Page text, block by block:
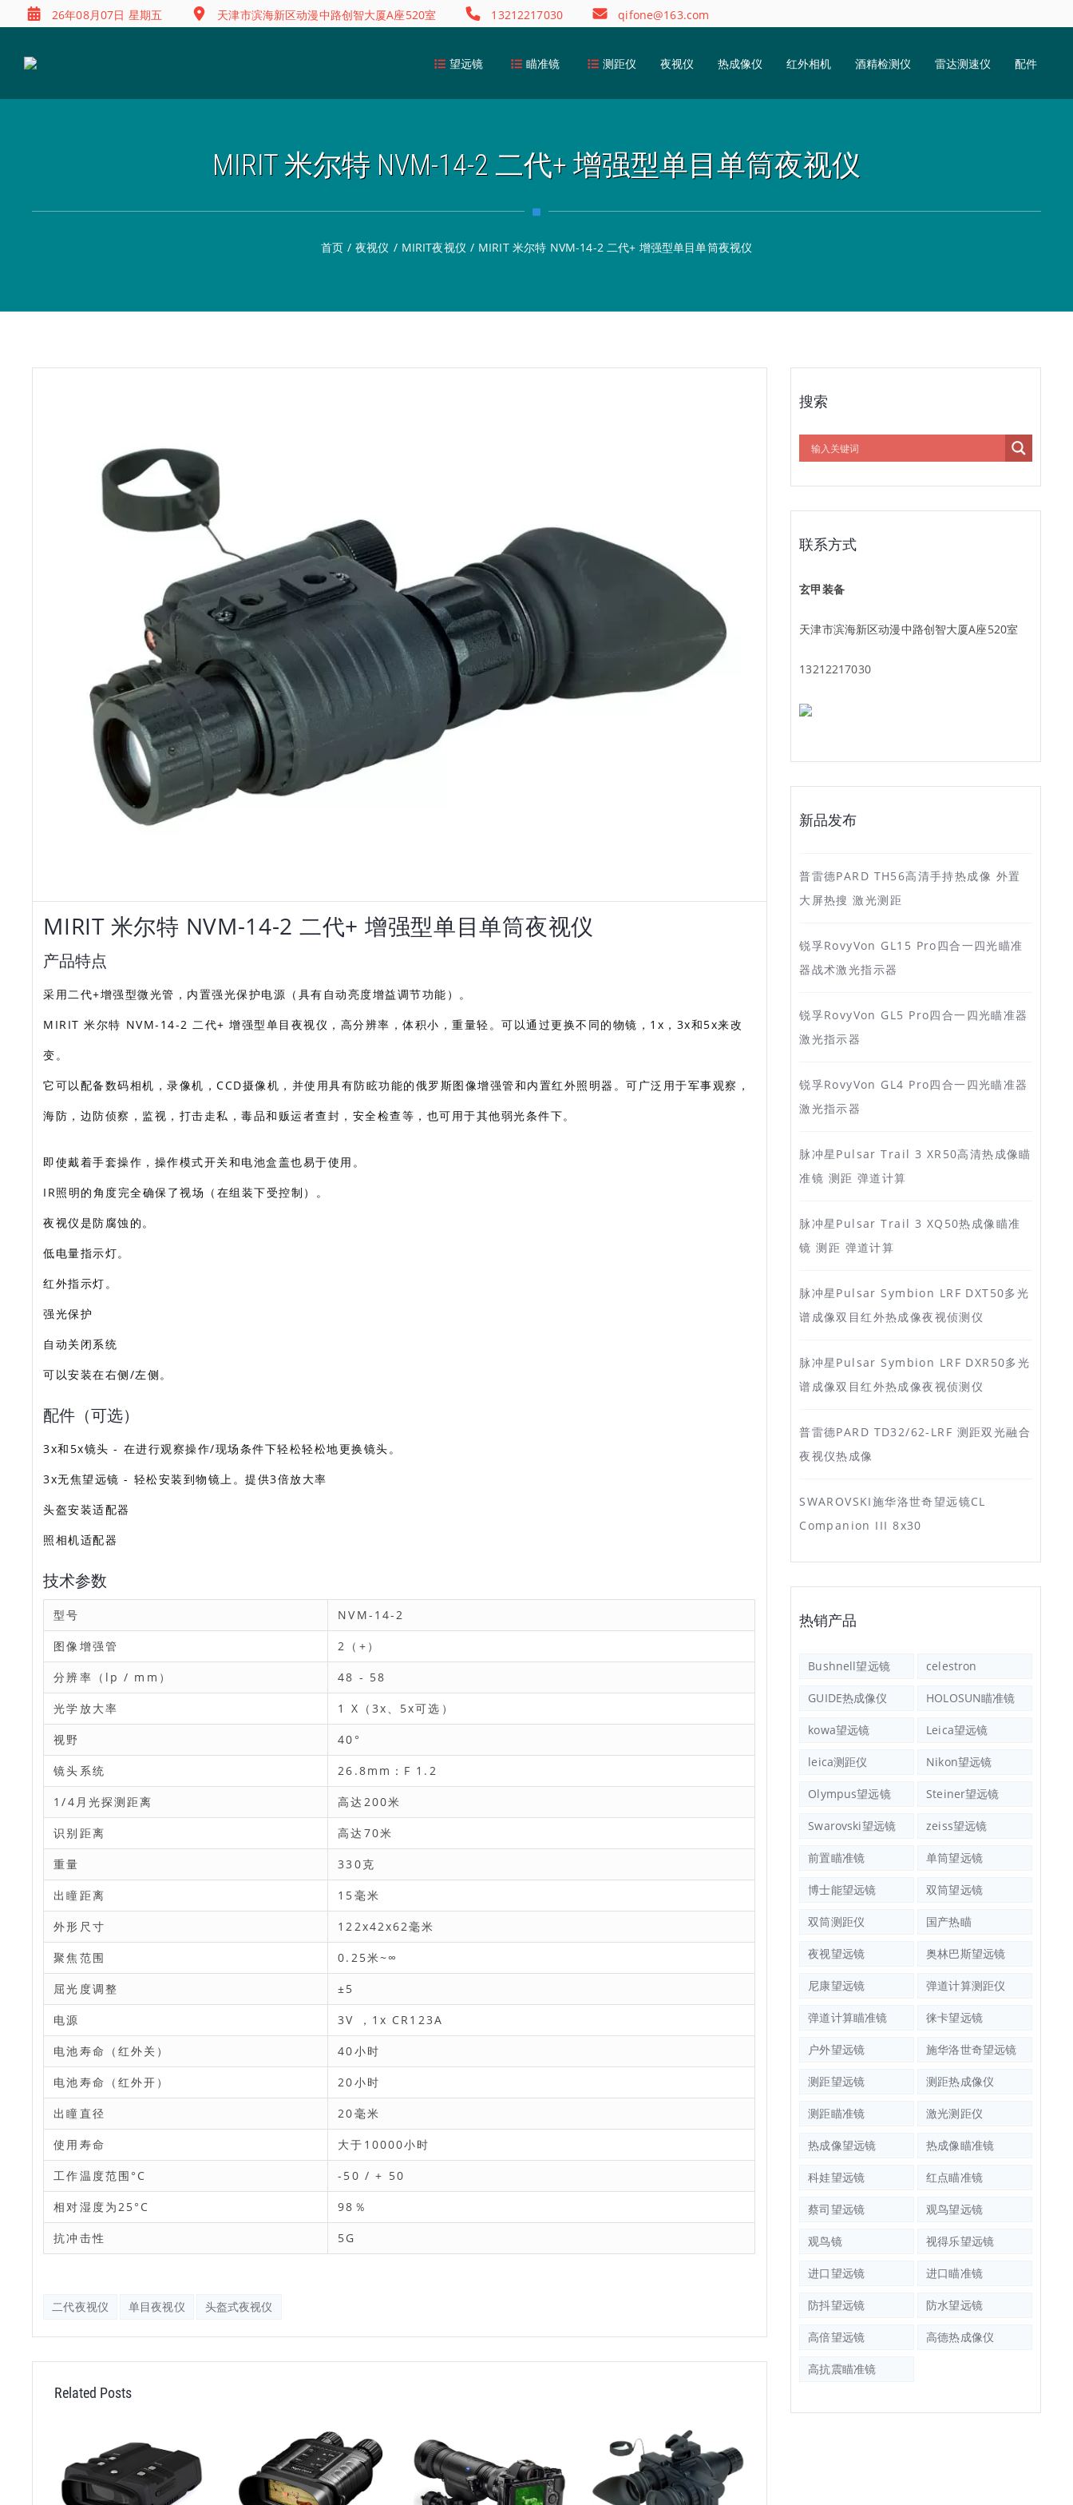
26年08月07日 星期五 天津市滨海新区动漫中路创智大厦A座520室 13212217030 qifone@163.com
望远镜 瞄准镜 测距仪 夜视仪 热成像仪 红外相机 酒精检测仪 雷达测速仪 配件
MIRIT 米尔特 NVM-14-2 二代+ 增强型单目单筒夜视仪
首页 / 夜视仪 / MIRIT夜视仪 / MIRIT 米尔特 NVM-14-2 二代+ 增强型单目单筒夜视仪
MIRIT 米尔特 NVM-14-2 二代+ 增强型单目单筒夜视仪
产品特点
采用二代+增强型微光管，内置强光保护电源（具有自动亮度增益调节功能）。
MIRIT 米尔特 NVM-14-2 二代+ 增强型单目夜视仪，高分辨率，体积小，重量轻。可以通过更换不同的物镜，1x，3x和5x来改
变。
它可以配备数码相机，录像机，CCD摄像机，并使用具有防眩功能的俄罗斯图像增强管和内置红外照明器。可广泛用于军事观察，
海防，边防侦察，监视，打击走私，毒品和贩运者查封，安全检查等，也可用于其他弱光条件下。
即使戴着手套操作，操作模式开关和电池盒盖也易于使用。
IR照明的角度完全确保了视场（在组装下受控制）。
夜视仪是防腐蚀的。
低电量指示灯。
红外指示灯。
强光保护
自动关闭系统
可以安装在右侧/左侧。
配件（可选）
3х和5x镜头 - 在进行观察操作/现场条件下轻松轻松地更换镜头。
3х无焦望远镜 - 轻松安装到物镜上。提供3倍放大率
头盔安装适配器
照相机适配器
技术参数
型号 NVM-14-2
图像增强管 2（+）
分辨率（lp / mm） 48 - 58
光学放大率 1 X（3x、5x可选）
视野 40°
镜头系统 26.8mm：F 1.2
1/4月光探测距离 高达200米
识别距离 高达70米
重量 330克
出瞳距离 15毫米
外形尺寸 122x42x62毫米
聚焦范围 0.25米~∞
屈光度调整 ±5
电源 3V ，1x CR123A
电池寿命（红外关） 40小时
电池寿命（红外开） 20小时
出瞳直径 20毫米
使用寿命 大于10000小时
工作温度范围°С -50 / + 50
相对湿度为25°С 98％
抗冲击性 5G
二代夜视仪 单目夜视仪 头盔式夜视仪
Related Posts
搜索
联系方式
玄甲装备
天津市滨海新区动漫中路创智大厦A座520室
13212217030
新品发布
普雷德PARD TH56高清手持热成像 外置
大屏热搜 激光测距
锐孚RovyVon GL15 Pro四合一四光瞄准
器战术激光指示器
锐孚RovyVon GL5 Pro四合一四光瞄准器
激光指示器
锐孚RovyVon GL4 Pro四合一四光瞄准器
激光指示器
脉冲星Pulsar Trail 3 XR50高清热成像瞄
准镜 测距 弹道计算
脉冲星Pulsar Trail 3 XQ50热成像瞄准
镜 测距 弹道计算
脉冲星Pulsar Symbion LRF DXT50多光
谱成像双目红外热成像夜视侦测仪
脉冲星Pulsar Symbion LRF DXR50多光
谱成像双目红外热成像夜视侦测仪
普雷德PARD TD32/62-LRF 测距双光融合
夜视仪热成像
SWAROVSKI施华洛世奇望远镜CL
Companion III 8x30
热销产品
Bushnell望远镜 celestron
GUIDE热成像仪 HOLOSUN瞄准镜
kowa望远镜 Leica望远镜
leica测距仪 Nikon望远镜
Olympus望远镜 Steiner望远镜
Swarovski望远镜 zeiss望远镜
前置瞄准镜 单筒望远镜
博士能望远镜 双筒望远镜
双筒测距仪 国产热瞄
夜视望远镜 奥林巴斯望远镜
尼康望远镜 弹道计算测距仪
弹道计算瞄准镜 徕卡望远镜
户外望远镜 施华洛世奇望远镜
测距望远镜 测距热成像仪
测距瞄准镜 激光测距仪
热成像望远镜 热成像瞄准镜
科娃望远镜 红点瞄准镜
蔡司望远镜 观鸟望远镜
观鸟镜 视得乐望远镜
进口望远镜 进口瞄准镜
防抖望远镜 防水望远镜
高倍望远镜 高德热成像仪
高抗震瞄准镜